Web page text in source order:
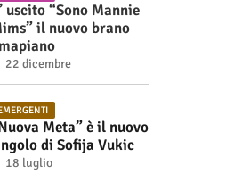
uscito “Sono Mannie
il nuovo brano
22 dicembre
Meta” è il nuovo
di Sofija Vukic
18 luglio